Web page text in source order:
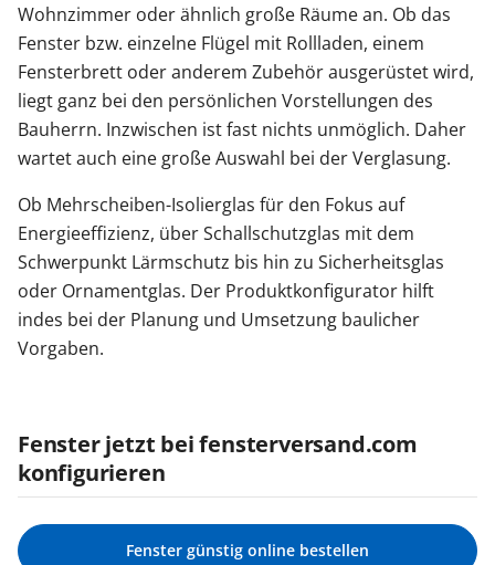
Wohnzimmer oder ähnlich große Räume an. Ob das
Fenster bzw. einzelne Flügel mit Rollladen, einem
Fensterbrett oder anderem Zubehör ausgerüstet wird,
liegt ganz bei den persönlichen Vorstellungen des
Bauherrn. Inzwischen ist fast nichts unmöglich. Daher
wartet auch eine große Auswahl bei der Verglasung.
Ob Mehrscheiben-Isolierglas für den Fokus auf
Energieeffizienz, über Schallschutzglas mit dem
Schwerpunkt Lärmschutz bis hin zu Sicherheitsglas
oder Ornamentglas. Der Produktkonfigurator hilft
indes bei der Planung und Umsetzung baulicher
Vorgaben.
Fenster jetzt bei fensterversand.com
konfigurieren
Fenster günstig online bestellen